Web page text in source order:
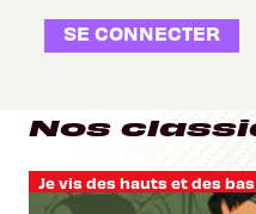
SE CONNECTER
Nos
Je vis des hauts et des bas